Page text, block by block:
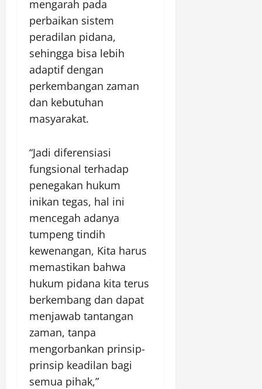
mengarah pada
perbaikan sistem
peradilan pidana,
sehingga bisa lebih
adaptif dengan
perkembangan zaman
dan kebutuhan
masyarakat.
“Jadi diferensiasi
fungsional terhadap
penegakan hukum
inikan tegas, hal ini
mencegah adanya
tumpeng tindih
kewenangan, Kita harus
memastikan bahwa
hukum pidana kita terus
berkembang dan dapat
menjawab tantangan
zaman, tanpa
mengorbankan prinsip-
prinsip keadilan bagi
semua pihak,”